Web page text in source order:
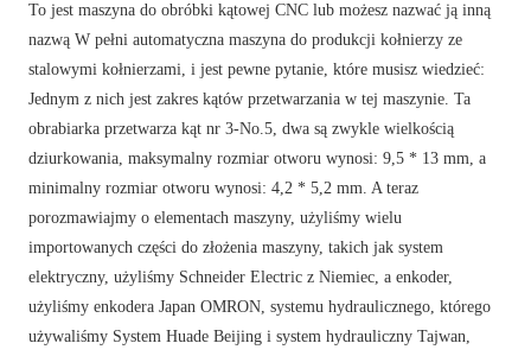
To jest maszyna do obróbki kątowej CNC lub możesz nazwać ją inną
nazwą W pełni automatyczna maszyna do produkcji kołnierzy ze
stalowymi kołnierzami, i jest pewne pytanie, które musisz wiedzieć:
Jednym z nich jest zakres kątów przetwarzania w tej maszynie. Ta
obrabiarka przetwarza kąt nr 3-No.5, dwa są zwykle wielkością
dziurkowania, maksymalny rozmiar otworu wynosi: 9,5 * 13 mm, a
minimalny rozmiar otworu wynosi: 4,2 * 5,2 mm. A teraz
porozmawiajmy o elementach maszyny, użyliśmy wielu
importowanych części do złożenia maszyny, takich jak system
elektryczny, użyliśmy Schneider Electric z Niemiec, a enkoder,
użyliśmy enkodera Japan OMRON, systemu hydraulicznego, którego
używaliśmy System Huade Beijing i system hydrauliczny Tajwan,